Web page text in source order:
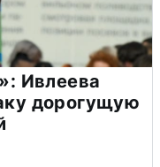
Ивлеева
дорогущую